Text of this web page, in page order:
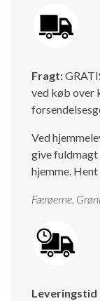
GPDR -
Fragt:
ved køb over
Ved
give fuldmagt
hjemme. Hent
Færøerne,
Leveringstid